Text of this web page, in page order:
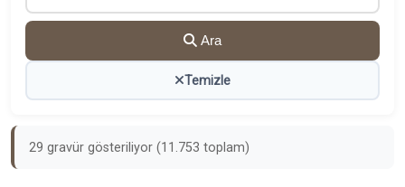
Ara
Temizle
29 gravür gösteriliyor (11.753 toplam)